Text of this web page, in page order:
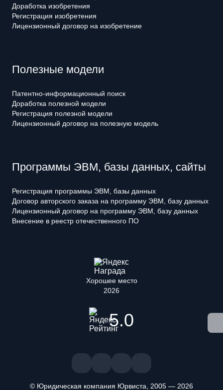
Доработка изобретения
Регистрация изобретения
Лицензионный договор на изобретение
Полезные модели
Патентно-информационный поиск
Доработка полезной модели
Регистрация полезной модели
Лицензионный договор на полезную модель
Программы ЭВМ, базы данных, сайты
Регистрация программы ЭВМ, базы данных
Договор авторского заказа на программу ЭВМ, базу данных
Лицензионный договор на программу ЭВМ, базу данных
Внесение в реестр отечественного ПО
Хорошее место
2026
5.0
© Юридическая компания Юрвиста, 2005 — 2026